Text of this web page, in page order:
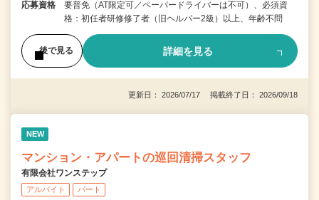
応募資格
要普免（AT限定可／ペーパードライバーは不可）、必須資
格：初任者研修修了者（旧ヘルパー2級）以上、年齢不問
後で見る 詳細を見る
更新日： 2026/07/17 掲載終了日： 2026/09/18
NEW
マンション・アパートの巡回清掃スタッフ
有限会社ワンステップ
アルバイト パート